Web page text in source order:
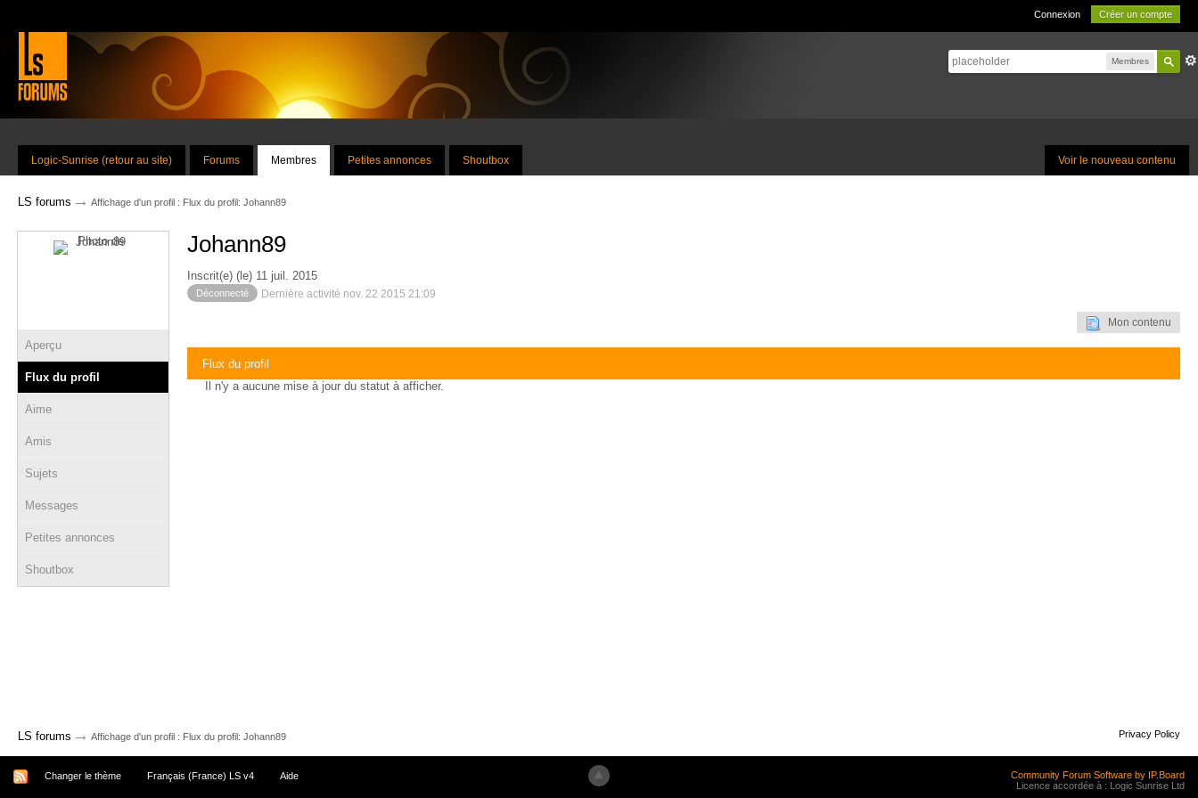
Connexion Créer un compte
Membres
Voir le nouveau contenu
Logic-Sunrise (retour au site) Forums Membres Petites annonces Shoutbox
LS forums → Affichage d'un profil : Flux du profil: Johann89
Aperçu
Flux du profil
Aime
Amis
Sujets
Messages
Petites annonces
Shoutbox
Johann89
Inscrit(e) (le) 11 juil. 2015
Déconnecté Dernière activité nov. 22 2015 21:09
Mon contenu
Flux du profil
Il n'y a aucune mise à jour du statut à afficher.
LS forums → Affichage d'un profil : Flux du profil: Johann89 Privacy Policy
Changer le thème Français (France) LS v4 Aide
Community Forum Software by IP.Board
Licence accordée à : Logic Sunrise Ltd